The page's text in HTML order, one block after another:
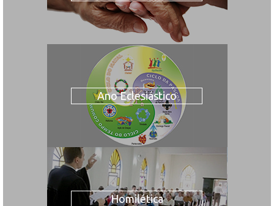
Ano Eclesiástico
Homilética